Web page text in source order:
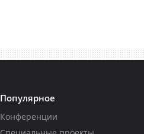
Популярное
Конференции